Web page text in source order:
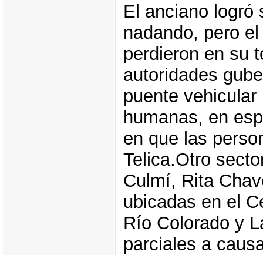
El anciano logró
nadando, pero
perdieron en su
autoridades
puente
humanas, en
en que las
Telica.Otro
Culmí, Rita
ubicadas en el
Río Colorado y
parciales a